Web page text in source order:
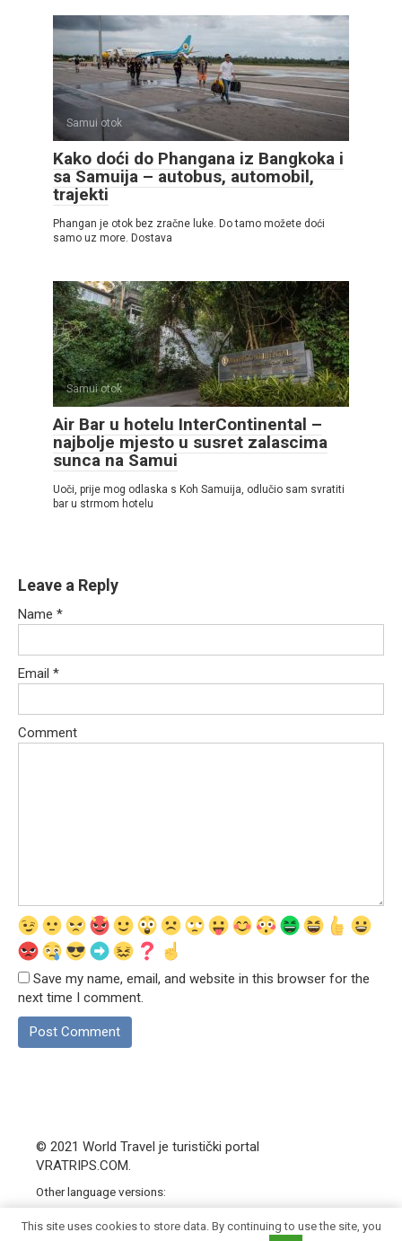
Samui otok
Kako doći do Phangana iz Bangkoka i
sa Samuija – autobus, automobil,
trajekti
Phangan je otok bez zračne luke. Do tamo možete doći
samo uz more. Dostava
Samui otok
Air Bar u hotelu InterContinental –
najbolje mjesto u susret zalascima
sunca na Samui
Uoči, prije mog odlaska s Koh Samuija, odlučio sam svratiti
bar u strmom hotelu
Leave a Reply
Name *
Email *
Comment
Save my name, email, and website in this browser for the
next time I comment.
© 2021 World Travel je turistički portal
VRATRIPS.COM.
Other language versions:
pl |sr|bs|
This site uses cookies to store data. By continuing to use the site, you